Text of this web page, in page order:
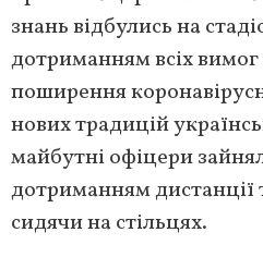
знань відбулись на
дотриманням всіх
поширення
нових традицій
майбутні офіцери
дотриманням дистанції
сидячи на стільцях.